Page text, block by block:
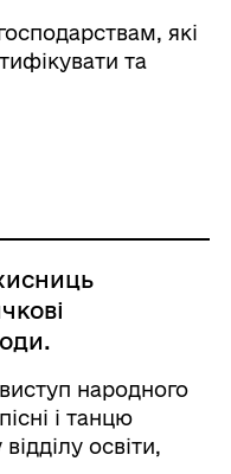
які
та
зокре ...
народного
і танцю
освіти,